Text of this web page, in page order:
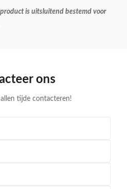
is uitsluitend bestemd voor
ons
tijde contacteren!